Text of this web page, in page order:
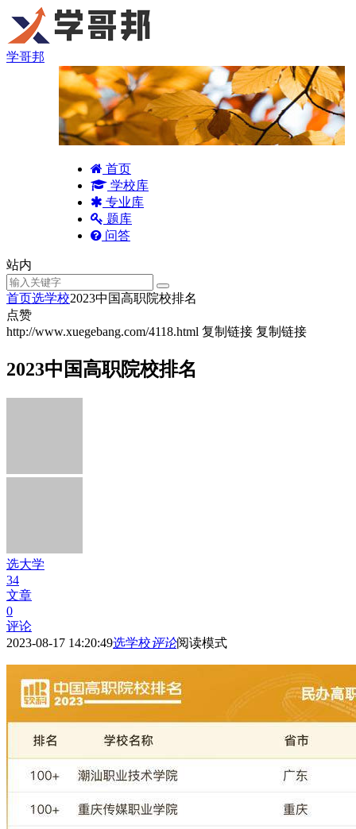
学哥邦
首页
学校库
专业库
题库
问答
站内
首页选学校2023中国高职院校排名
点赞
http://www.xuegebang.com/4118.html 复制链接 复制链接
2023中国高职院校排名
选大学
34
文章
0
评论
2023-08-17 14:20:49选学校评论阅读模式